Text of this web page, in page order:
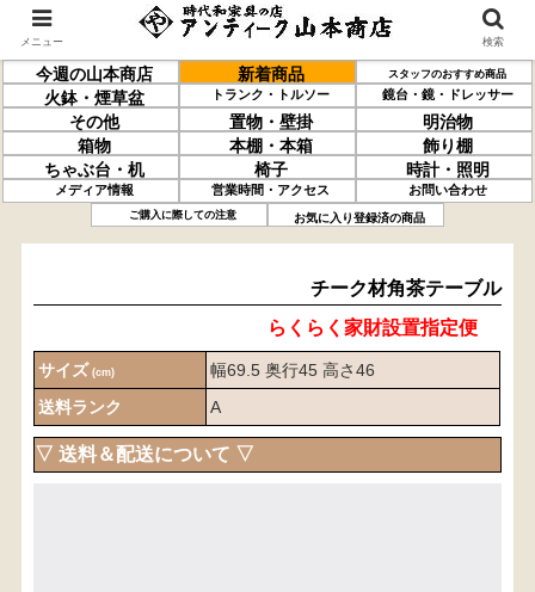
今週の山本商店 新着商品 スタッフのおすすめ商品
火鉢・煙草盆 トランク・トルソー 鏡台・鏡・ドレッサー
その他 置物・壁掛
明治物
箱物
本棚・本箱
飾り棚
ちゃぶ台・机
椅子 時計・照明
メディア情報 営業時間・アクセス お問い合わせ
ご購入に際しての注意 お気に入り登録済の商品
チーク材角茶テーブル
チーク材角茶テーブル
らくらく家財設置指定便
サイズ (cm)
幅69.5 奥行45 高さ46
送料ランク
A
▽ 送料＆配送について ▽
メニュー 検索